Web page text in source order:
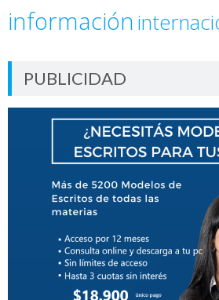
información
PUBLICIDAD